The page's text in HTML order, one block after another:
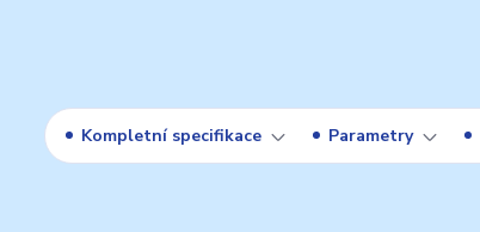
Kompletní specifikace Parametry